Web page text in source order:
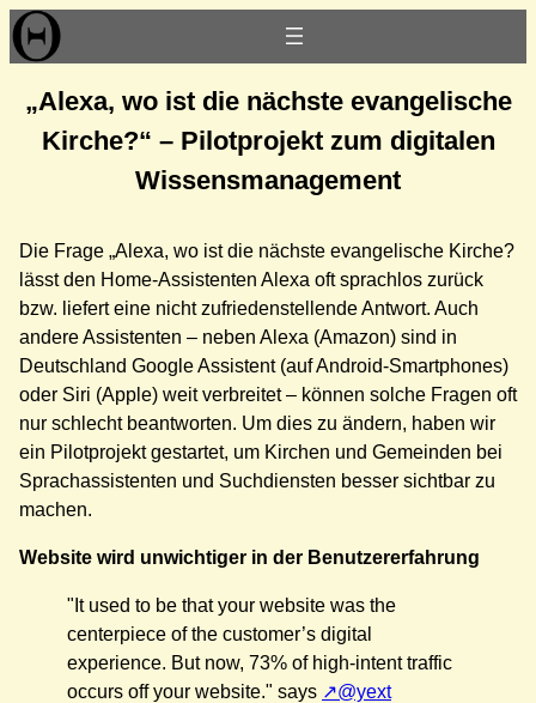
Zum
Inhalt
„Alexa, wo ist die nächste evangelische
Kirche?“ – Pilotprojekt zum digitalen
Wissensmanagement
Die Frage „Alexa, wo ist die nächste evangelische Kirche?
lässt den Home-Assistenten Alexa oft sprachlos zurück
bzw. liefert eine nicht zufriedenstellende Antwort. Auch
andere Assistenten – neben Alexa (Amazon) sind in
Deutschland Google Assistent (auf Android-Smartphones)
oder Siri (Apple) weit verbreitet – können solche Fragen oft
nur schlecht beantworten. Um dies zu ändern, haben wir
ein Pilotprojekt gestartet, um Kirchen und Gemeinden bei
Sprachassistenten und Suchdiensten besser sichtbar zu
machen.
Website wird unwichtiger in der Benutzererfahrung
"It used to be that your website was the
centerpiece of the customer’s digital
experience. But now, 73% of high-intent traffic
occurs off your website." says
@yext